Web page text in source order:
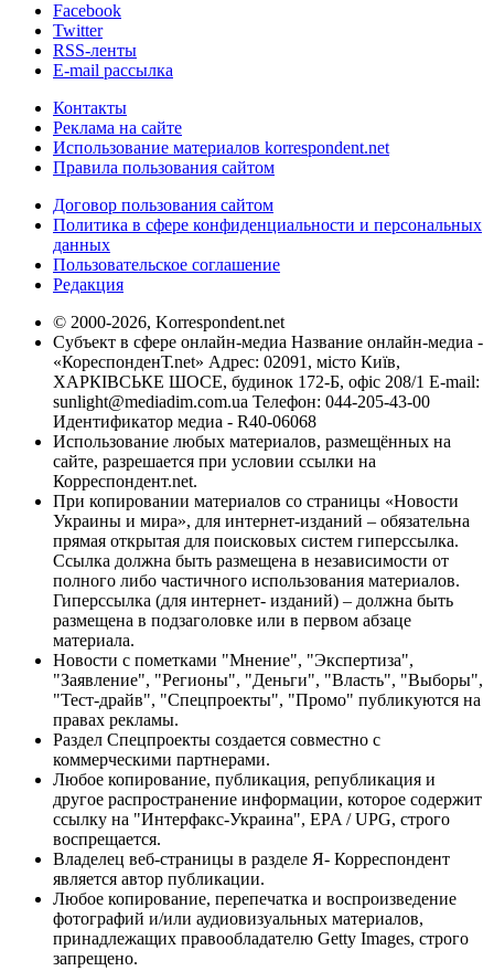
Facebook
Twitter
RSS-ленты
E-mail рассылка
Контакты
Реклама на сайте
Использование материалов korrespondent.net
Правила пользования сайтом
Договор пользования сайтом
Политика в сфере конфиденциальности и персональных
данных
Пользовательское соглашение
Редакция
© 2000-2026, Korrespondent.net
Субъект в сфере онлайн-медиа Название онлайн-медиа -
«КореспонденТ.net» Адрес: 02091, місто Київ,
ХАРКІВСЬКЕ ШОСЕ, будинок 172-Б, офіс 208/1 E-mail:
sunlight@mediadim.com.ua Телефон: 044-205-43-00
Идентификатор медиа - R40-06068
Использование любых материалов, размещённых на
сайте, разрешается при условии ссылки на
Корреспондент.net.
При копировании материалов со страницы «Новости
Украины и мира», для интернет-изданий – обязательна
прямая открытая для поисковых систем гиперссылка.
Ссылка должна быть размещена в независимости от
полного либо частичного использования материалов.
Гиперссылка (для интернет- изданий) – должна быть
размещена в подзаголовке или в первом абзаце
материала.
Новости с пометками "Мнение", "Экспертиза",
"Заявление", "Регионы", "Деньги", "Власть", "Выборы",
"Тест-драйв", "Спецпроекты", "Промо" публикуются на
правах рекламы.
Раздел Спецпроекты создается совместно с
коммерческими партнерами.
Любое копирование, публикация, републикация и
другое распространение информации, которое содержит
ссылку на "Интерфакс-Украина", EPA / UPG, строго
воспрещается.
Владелец веб-страницы в разделе Я- Корреспондент
является автор публикации.
Любое копирование, перепечатка и воспроизведение
фотографий и/или аудиовизуальных материалов,
принадлежащих правообладателю Getty Images, строго
запрещено.